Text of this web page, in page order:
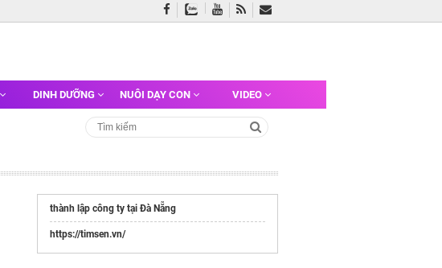
DINH DƯỠNG NUÔI DẠY CON VIDEO
thành lập công ty tại Đà Nẵng
https://timsen.vn/